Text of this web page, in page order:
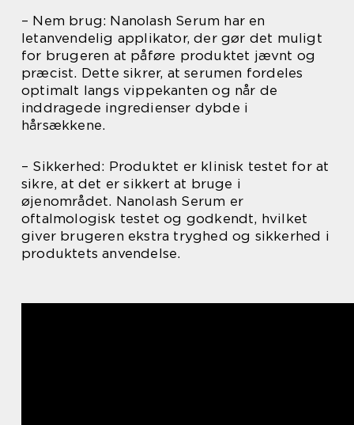
– Nem brug: Nanolash Serum har en
letanvendelig applikator, der gør det muligt
for brugeren at påføre produktet jævnt og
præcist. Dette sikrer, at serumen fordeles
optimalt langs vippekanten og når de
inddragede ingredienser dybde i
hårsækkene.
– Sikkerhed: Produktet er klinisk testet for at
sikre, at det er sikkert at bruge i
øjenområdet. Nanolash Serum er
oftalmologisk testet og godkendt, hvilket
giver brugeren ekstra tryghed og sikkerhed i
produktets anvendelse.